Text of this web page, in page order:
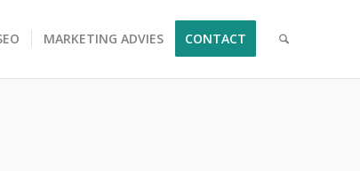
MARKETING ADVIES CONTACT